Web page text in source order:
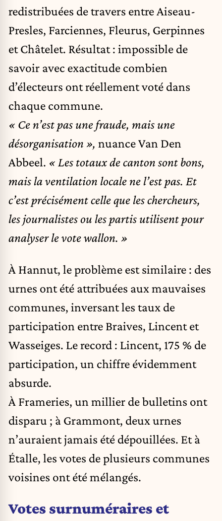
redistribuées de travers entre Aiseau-
Presles, Farciennes, Fleurus, Gerpinnes
et Châtelet. Résultat : impossible de
savoir avec exactitude combien
d’électeurs ont réellement voté dans
chaque commune.
« Ce n’est pas une fraude, mais une
désorganisation », nuance Van Den
Abbeel. « Les totaux de canton sont bons,
mais la ventilation locale ne l’est pas. Et
c’est précisément celle que les chercheurs,
les journalistes ou les partis utilisent pour
analyser le vote wallon. »
À Hannut, le problème est similaire : des
urnes ont été attribuées aux mauvaises
communes, inversant les taux de
participation entre Braives, Lincent et
Wasseiges. Le record : Lincent, 175 % de
participation, un chiffre évidemment
absurde.
À Frameries, un millier de bulletins ont
disparu ; à Grammont, deux urnes
n’auraient jamais été dépouillées. Et à
Étalle, les votes de plusieurs communes
voisines ont été mélangés.
Votes surnuméraires et